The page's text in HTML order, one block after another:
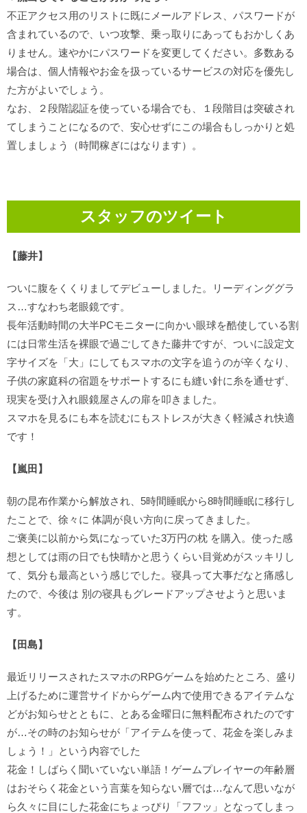
不正アクセス用のリストに既にメールアドレス、パスワードが
含まれているので、いつ攻撃、乗っ取りにあってもおかしくあ
りません。速やかにパスワードを変更してください。多数ある
場合は、個人情報やお金を扱っているサービスの対応を優先し
た方がよいでしょう。
なお、２段階認証を使っている場合でも、１段階目は突破され
てしまうことになるので、安心せずにこの場合もしっかりと処
置しましょう（時間稼ぎにはなります）。
スタッフのツイート
【藤井】
ついに腹をくくりましてデビューしました。リーディンググラ
ス…すなわち老眼鏡です。
長年活動時間の大半PCモニターに向かい眼球を酷使している割
には日常生活を裸眼で過ごしてきた藤井ですが、ついに設定文
字サイズを「大」にしてもスマホの文字を追うのが辛くなり、
子供の家庭科の宿題をサポートするにも縫い針に糸を通せず、
現実を受け入れ眼鏡屋さんの扉を叩きました。
スマホを見るにも本を読むにもストレスが大きく軽減され快適
です！
【嵐田】
朝の昆布作業から解放され、5時間睡眠から8時間睡眠に移行し
たことで、徐々に 体調が良い方向に戻ってきました。
ご褒美に以前から気になっていた3万円の枕 を購入。使った感
想としては雨の日でも快晴かと思うくらい目覚めがスッキリし
て、気分も最高という感じでした。寝具って大事だなと痛感し
たので、今後は 別の寝具もグレードアップさせようと思いま
す。
【田島】
最近リリースされたスマホのRPGゲームを始めたところ、盛り
上げるために運営サイドからゲーム内で使用できるアイテムな
どがお知らせとともに、とある金曜日に無料配布されたのです
が…その時のお知らせが「アイテムを使って、花金を楽しみま
しょう！」という内容でした
花金！しばらく聞いていない単語！ゲームプレイヤーの年齢層
はおそらく花金という言葉を知らない層では…なんて思いなが
ら久々に目にした花金にちょっぴり「フフッ」となってしまっ